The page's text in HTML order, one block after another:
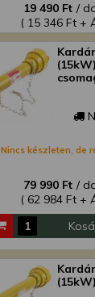
19 490 Ft /
( 15 346 Ft +
Nincs készleten, de
79 990 Ft /
( 62 984 Ft +